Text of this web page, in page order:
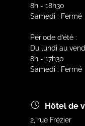
8h - 18h30
Samedi : Fermé
Période d’été :
Du lundi au
8h - 17h30
Samedi : Fermé
Hôtel de
2, rue Frézier